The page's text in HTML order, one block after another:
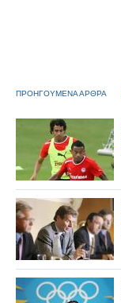
ΠΡΟΗΓΟΥΜΕΝΑ ΑΡΘΡΑ